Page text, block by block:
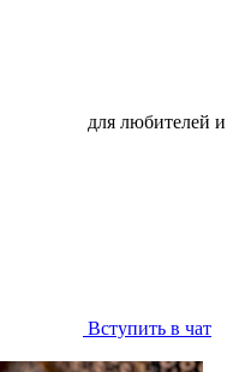
для любителей и
Вступить в чат